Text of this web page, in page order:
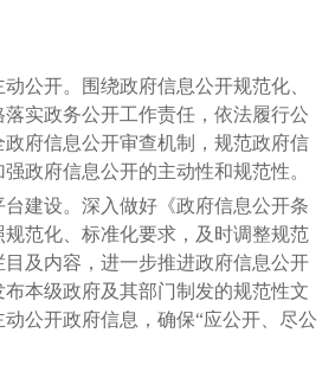
开。围绕政府信息公开规范化、
实政务公开工作责任，依法履行公
府信息公开审查机制，规范政府信
政府信息公开的主动性和规范性。
设。深入做好《政府信息公开条
范化、标准化要求，及时调整规范
及内容，进一步推进政府信息公开
本级政府及其部门制发的规范性文
公开政府信息，确保“应公开、尽公